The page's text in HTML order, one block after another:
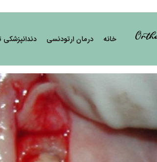
خانه درمان ارتودنسی دندانپزشکی